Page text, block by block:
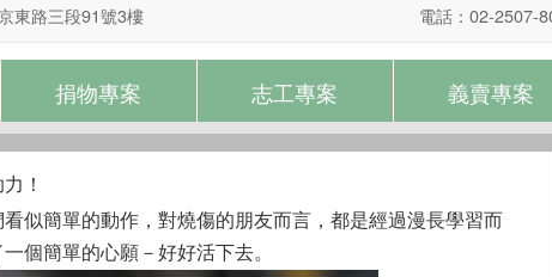
東路三段91號3樓
電話：02-2507-
捐物專案 志工專案 義賣專案
！
似簡單的動作，對燒傷的朋友而言，都是經過漫長學習而
個簡單的心願－好好活下去。